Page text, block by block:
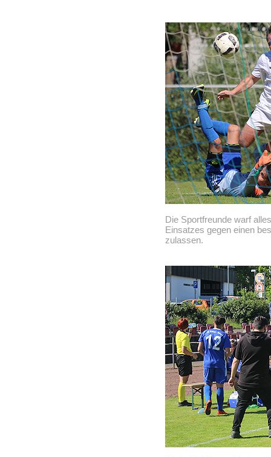
Die Sportfreunde warf
Einsatzes gegen einen
zulassen.